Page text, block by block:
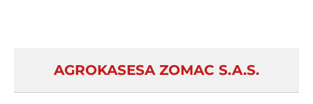
AGROKASESA ZOMAC S.A.S.